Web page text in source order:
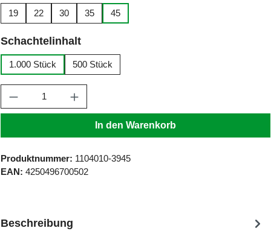
19 22 30 35 45
Schachtelinhaltauswählen
1.000 Stück 500 Stück
Produkt Anzahl: Gib den gewünschten Wert
In den Warenkorb
Produktnummer: 1104010-3945
EAN: 4250496700502
Beschreibung